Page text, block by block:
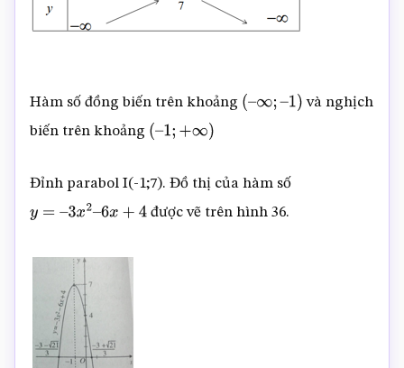
Hàm số đồng biến trên khoảng ( ∞;– )
và nghịch
biến trên khoảng ( 1;+ ∞)
Đỉnh parabol I(-1;7). Đồ thị của hàm số
y =– x2– +4 được vẽ trên hình 36.